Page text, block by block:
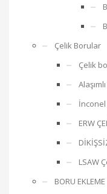
Çelik Borular
Çelik
ERW
LSAW
BORU